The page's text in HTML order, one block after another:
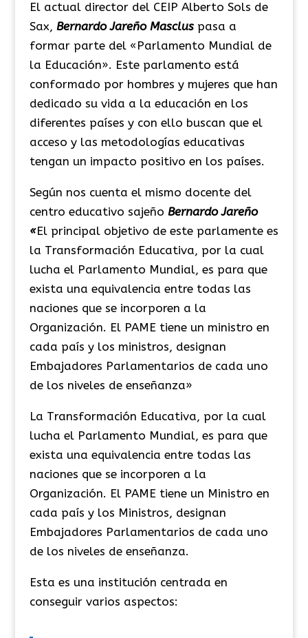
El actual director del CEIP Alberto Sols de
Sax, Bernardo Jareño Masclus pasa a
formar parte del «Parlamento Mundial de
la Educación». Este parlamento está
conformado por hombres y mujeres que han
dedicado su vida a la educación en los
diferentes países y con ello buscan que el
acceso y las metodologías educativas
tengan un impacto positivo en los países.
Según nos cuenta el mismo docente del
centro educativo sajeño Bernardo Jareño
«El principal objetivo de este parlamente es
la Transformación Educativa, por la cual
lucha el Parlamento Mundial, es para que
exista una equivalencia entre todas las
naciones que se incorporen a la
Organización. El PAME tiene un ministro en
cada país y los ministros, designan
Embajadores Parlamentarios de cada uno
de los niveles de enseñanza»
La Transformación Educativa, por la cual
lucha el Parlamento Mundial, es para que
exista una equivalencia entre todas las
naciones que se incorporen a la
Organización. El PAME tiene un Ministro en
cada país y los Ministros, designan
Embajadores Parlamentarios de cada uno
de los niveles de enseñanza.
Esta es una institución centrada en
conseguir varios aspectos: